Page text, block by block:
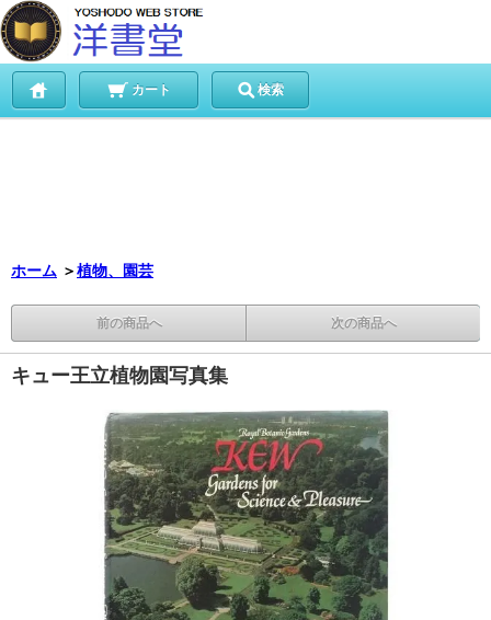
カート 検索
ホーム ＞植物、園芸
前の商品へ 次の商品へ
キュー王立植物園写真集